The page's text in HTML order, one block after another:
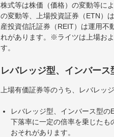
株式等は株価（価格）の変動等に
の変動等、上場投資証券（ETN）
産投資信託証券（REIT）は運用不
れがあります。※ライツは上場お
す。
レバレッジ型、インバー
上場有価証券等のうち、レバレ
レバレッジ型、インバース型
下落率に一定の倍率を乗じた
おそれがあります。